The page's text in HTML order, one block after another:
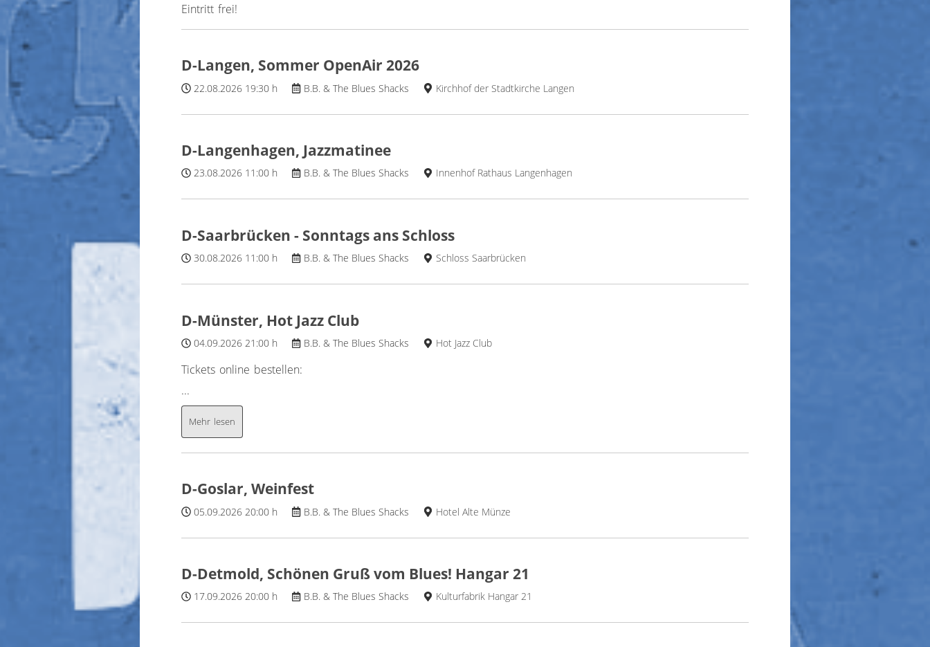
Eintritt frei!
D-Langen, Sommer OpenAir 2026
22.08.2026 19:30 h B.B. & The Blues Shacks Kirchhof der Stadtkirche Langen
D-Langenhagen, Jazzmatinee
23.08.2026 11:00 h B.B. & The Blues Shacks Innenhof Rathaus Langenhagen
D-Saarbrücken - Sonntags ans Schloss
30.08.2026 11:00 h B.B. & The Blues Shacks Schloss Saarbrücken
D-Münster, Hot Jazz Club
04.09.2026 21:00 h B.B. & The Blues Shacks Hot Jazz Club
Tickets online bestellen:
...
Mehr lesen
D-Goslar, Weinfest
05.09.2026 20:00 h B.B. & The Blues Shacks Hotel Alte Münze
D-Detmold, Schönen Gruß vom Blues! Hangar 21
17.09.2026 20:00 h B.B. & The Blues Shacks Kulturfabrik Hangar 21